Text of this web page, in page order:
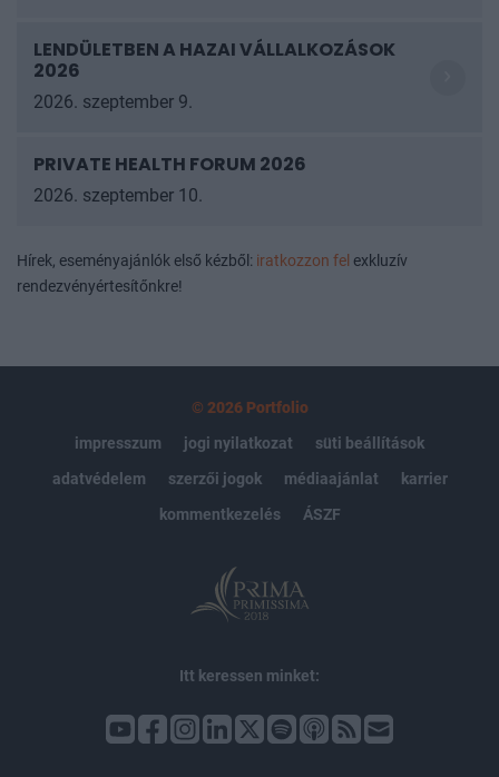
LENDÜLETBEN A HAZAI VÁLLALKOZÁSOK
2026
2026. szeptember 9.
PRIVATE HEALTH FORUM 2026
2026. szeptember 10.
Hírek, eseményajánlók első kézből: iratkozzon fel exkluzív
rendezvényértesítőnkre!
© 2026 Portfolio
impresszum
jogi nyilatkozat
süti beállítások
adatvédelem
szerzői jogok médiaajánlat
karrier
kommentkezelés
ÁSZF
Itt keressen minket: